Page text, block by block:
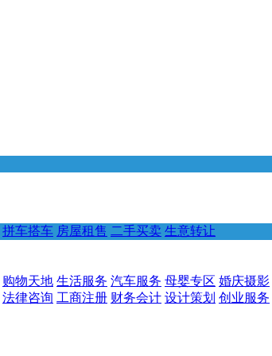
拼车搭车 房屋租售 二手买卖 生意转让
购物天地 生活服务 汽车服务 母婴专区 婚庆摄影
法律咨询 工商注册 财务会计 设计策划 创业服务